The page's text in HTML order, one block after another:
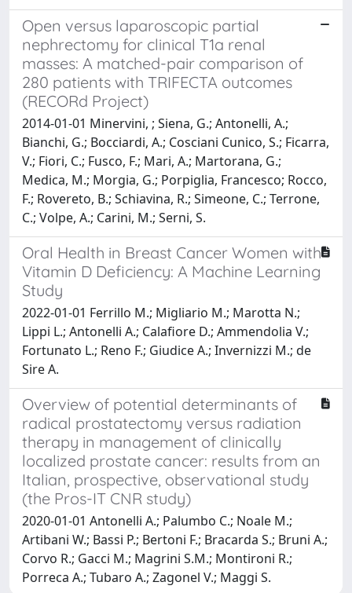
Open versus laparoscopic partial
nephrectomy for clinical T1a renal
masses: A matched-pair comparison of
280 patients with TRIFECTA outcomes
(RECORd Project)
2014-01-01 Minervini, ; Siena, G.; Antonelli, A.;
Bianchi, G.; Bocciardi, A.; Cosciani Cunico, S.; Ficarra,
V.; Fiori, C.; Fusco, F.; Mari, A.; Martorana, G.;
Medica, M.; Morgia, G.; Porpiglia, Francesco; Rocco,
F.; Rovereto, B.; Schiavina, R.; Simeone, C.; Terrone,
C.; Volpe, A.; Carini, M.; Serni, S.
Oral Health in Breast Cancer Women with
Vitamin D Deficiency: A Machine Learning
Study
2022-01-01 Ferrillo M.; Migliario M.; Marotta N.;
Lippi L.; Antonelli A.; Calafiore D.; Ammendolia V.;
Fortunato L.; Reno F.; Giudice A.; Invernizzi M.; de
Sire A.
Overview of potential determinants of
radical prostatectomy versus radiation
therapy in management of clinically
localized prostate cancer: results from an
Italian, prospective, observational study
(the Pros-IT CNR study)
2020-01-01 Antonelli A.; Palumbo C.; Noale M.;
Artibani W.; Bassi P.; Bertoni F.; Bracarda S.; Bruni A.;
Corvo R.; Gacci M.; Magrini S.M.; Montironi R.;
Porreca A.; Tubaro A.; Zagonel V.; Maggi S.